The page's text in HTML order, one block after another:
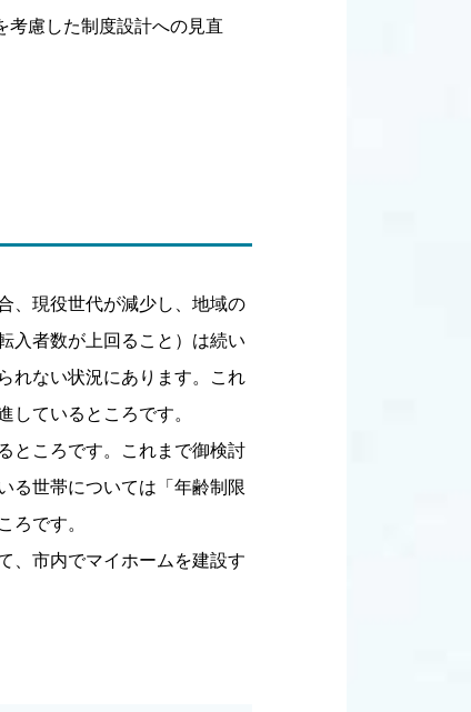
慮した制度設計への見直
、現役世代が減少し、地域の
入者数が上回ること）は続い
れない状況にあります。これ
しているところです。
ところです。これまで御検討
る世帯については「年齢制限
ろです。
、市内でマイホームを建設す